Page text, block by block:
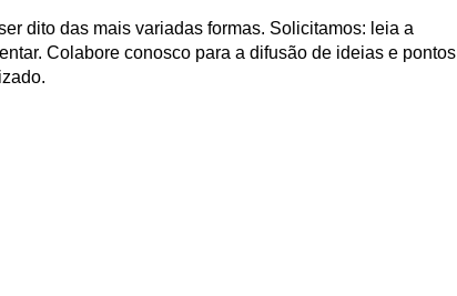
dito das mais variadas formas. Solicitamos: leia a
Colabore conosco para a difusão de ideias e pontos